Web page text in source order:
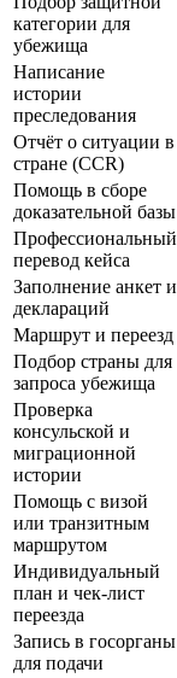
категории для
убежища
Написание
истории
преследования
Отчёт о ситуации в
стране (CCR)
Помощь в сборе
доказательной базы
Профессиональный
перевод кейса
Заполнение анкет и
деклараций
Маршрут и переезд
Подбор страны для
запроса убежища
Проверка
консульской и
миграционной
истории
Помощь с визой
или транзитным
маршрутом
Индивидуальный
план и чек-лист
переезда
Запись в госорганы
для подачи